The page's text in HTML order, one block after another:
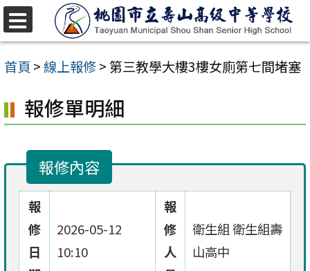
跳
至
主
內
容
首頁 >線上報修> 第三教學大樓3樓女廁第七間堵塞
報修單明細
報修內容
報
修
日
2026-05-12
10:10
報
修
人
衛生組 衛生組壽
山高中
選
單